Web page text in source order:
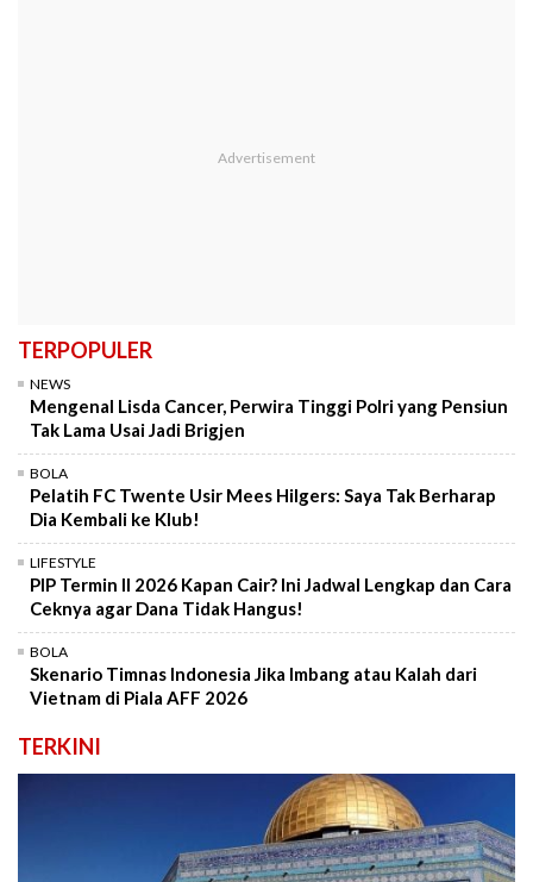
TERPOPULER
NEWS
Mengenal Lisda Cancer, Perwira Tinggi Polri yang Pensiun
Tak Lama Usai Jadi Brigjen
BOLA
Pelatih FC Twente Usir Mees Hilgers: Saya Tak Berharap
Dia Kembali ke Klub!
LIFESTYLE
PIP Termin II 2026 Kapan Cair? Ini Jadwal Lengkap dan Cara
Ceknya agar Dana Tidak Hangus!
BOLA
Skenario Timnas Indonesia Jika Imbang atau Kalah dari
Vietnam di Piala AFF 2026
TERKINI